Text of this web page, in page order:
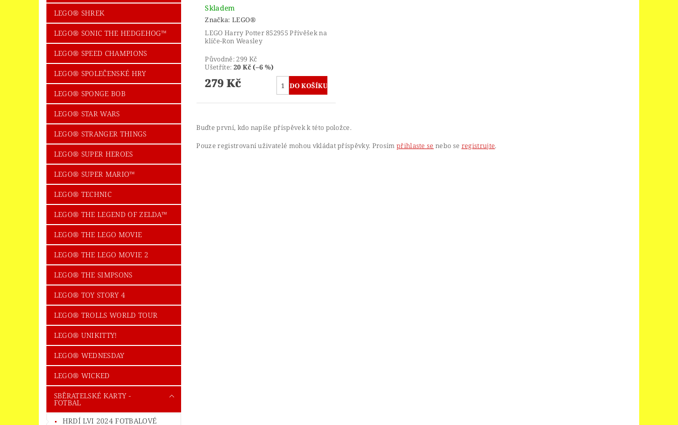
LEGO® SHREK
LEGO® SONIC THE HEDGEHOG™
LEGO® SPEED CHAMPIONS
LEGO® SPOLEČENSKÉ HRY
LEGO® SPONGE BOB
LEGO® STAR WARS
LEGO® STRANGER THINGS
LEGO® SUPER HEROES
LEGO® SUPER MARIO™
LEGO® TECHNIC
LEGO® THE LEGEND OF ZELDA™
LEGO® THE LEGO MOVIE
LEGO® THE LEGO MOVIE 2
LEGO® THE SIMPSONS
LEGO® TOY STORY 4
LEGO® TROLLS WORLD TOUR
LEGO® UNIKITTY!
LEGO® WEDNESDAY
LEGO® WICKED
SBĚRATELSKÉ KARTY -
FOTBAL
HRDÍ LVI 2024 FOTBALOVÉ
Skladem
Značka: LEGO®
LEGO Harry Potter 852955 Přívěšek na
klíče-Ron Weasley
Původně:299 Kč
Ušetříte: 20 Kč (–6 %)
279 Kč
Buďte první, kdo napíše příspěvek k této položce.
Pouze registrovaní uživatelé mohou vkládat příspěvky. Prosím přihlaste se nebo se registrujte.